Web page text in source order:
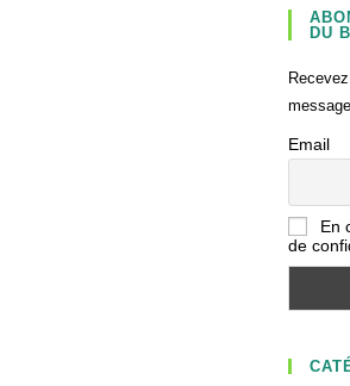
DU
Email
En
de